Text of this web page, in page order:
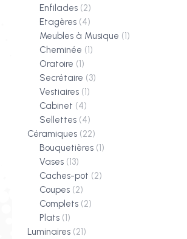
Enfilades (2)
Etagères (4)
Meubles à Musique (1)
Cheminée (1)
Oratoire (1)
Secrétaire (3)
Vestiaires (1)
Cabinet (4)
Sellettes (4)
Céramiques (22)
Bouquetières (1)
Vases (13)
Caches-pot (2)
Coupes (2)
Complets (2)
Plats (1)
Luminaires (21)